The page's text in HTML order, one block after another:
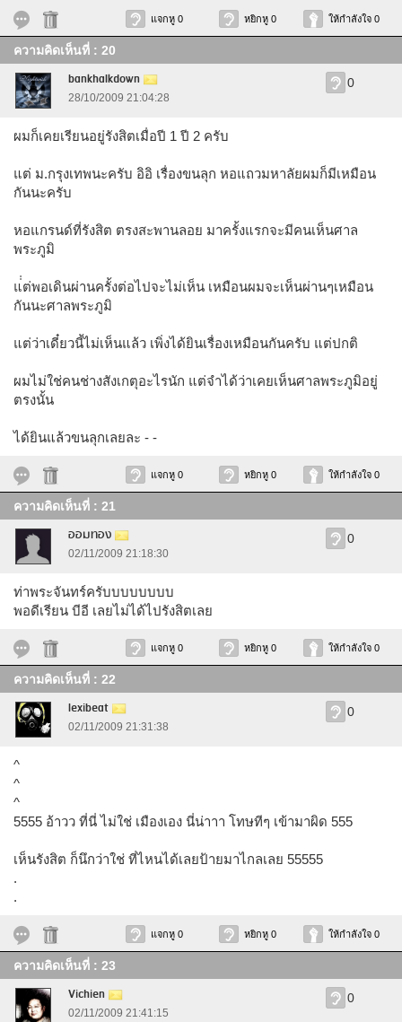
แจกหู 0 หยิกหู 0 ให้กำลังใจ 0
ความคิดเห็นที่ : 20
bankhalkdown
28/10/2009 21:04:28
0
ผมก็เคยเรียนอยู่รังสิตเมื่อปี 1 ปี 2 ครับ
แต่ ม.กรุงเทพนะครับ อิอิ เรื่องขนลุก หอแถวมหาลัยผมก็มีเหมือน
กันนะครับ
หอแกรนด์ที่รังสิต ตรงสะพานลอย มาครั้งแรกจะมีคนเห็นศาล
พระภูมิ
แ่่ต่พอเดินผ่านครั้งต่อไปจะไม่เห็น เหมือนผมจะเห็นผ่านๆเหมือน
กันนะศาลพระภูมิ
แต่ว่าเดี๋ยวนี้ไม่เห็นแล้ว เพิ่งได้ยินเรื่องเหมือนกันครับ แต่ปกติ
ผมไม่ใช่คนช่างสังเกตุอะไรนัก แต่จำได้ว่าเคยเห็นศาลพระภูมิอยู่
ตรงนั้น
ได้ยินแล้วขนลุกเลยละ - -
แจกหู 0 หยิกหู 0 ให้กำลังใจ 0
ความคิดเห็นที่ : 21
ออมทอง
02/11/2009 21:18:30
0
ท่าพระจันทร์ครับบบบบบบบ
พอดีเรียน บีอี เลยไม่ได้ไปรังสิตเลย
แจกหู 0 หยิกหู 0 ให้กำลังใจ 0
ความคิดเห็นที่ : 22
lexibeat
02/11/2009 21:31:38
0
^
^
^
5555 อ้าวว ที่นี่ ไม่ใช่ เมืองเอง นี่น่าาา โทษทีๆ เข้ามาผิด 555
เห็นรังสิต ก็นึกว่าใช่ ที่ไหนได้เลยป้ายมาไกลเลย 55555
.
.
แจกหู 0 หยิกหู 0 ให้กำลังใจ 0
ความคิดเห็นที่ : 23
Vichien
02/11/2009 21:41:15
0